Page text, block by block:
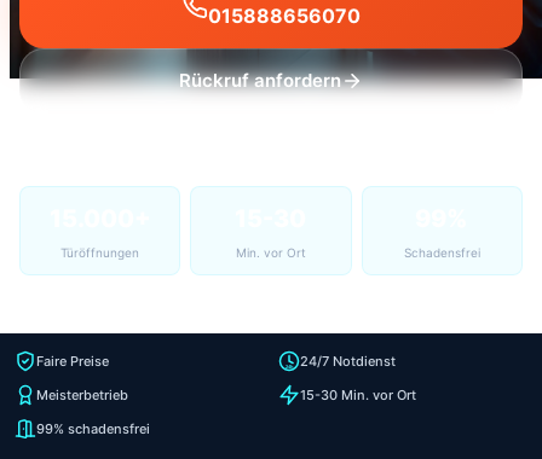
015888656070
Rückruf anfordern
Türöffnungen Min. vor Ort Schadensfrei
Faire Preise
24/7 Notdienst
Meisterbetrieb
15-30 Min. vor Ort
99% schadensfrei